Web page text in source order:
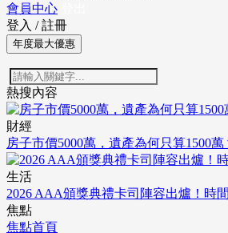
會員中心
登入 / 註冊
年度最大優惠
熱搜內容
財經
房子市價5000萬，遺產為何只算1500
生活
2026 AAA頒獎典禮卡司陣容出爐！時
焦點
焦點首頁